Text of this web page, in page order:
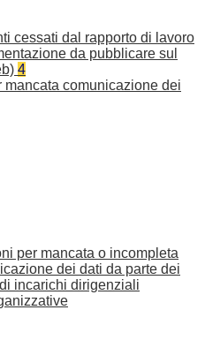
cessati dal rapporto di lavoro
da pubblicare sul
4
mancata comunicazione dei
per mancata o incompleta
dei dati da parte dei
incarichi dirigenziali